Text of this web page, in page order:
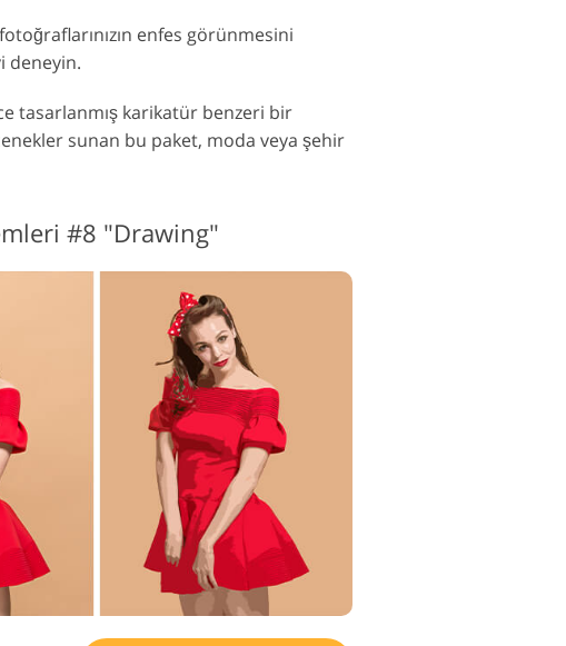
enfes görünmesini
deneyin.
tasarlanmış karikatür benzeri bir
sunan bu paket, moda veya şehir
#8 "Drawing"